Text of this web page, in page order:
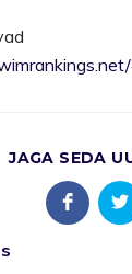
JAGA SEDA